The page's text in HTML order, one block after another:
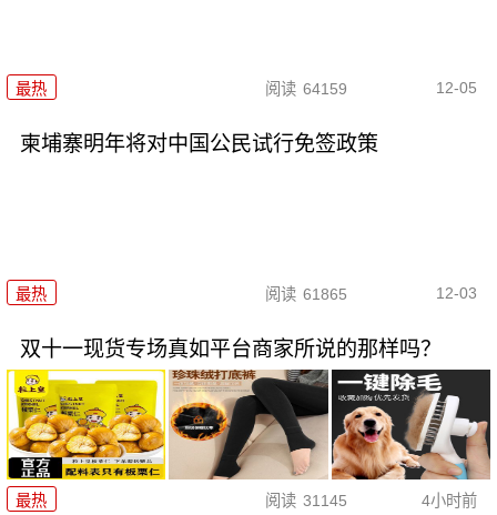
最热 阅读 64159 12-05
柬埔寨明年将对中国公民试行免签政策
最热 阅读 61865 12-03
双十一现货专场真如平台商家所说的那样吗？
最热 阅读 31145 4小时前